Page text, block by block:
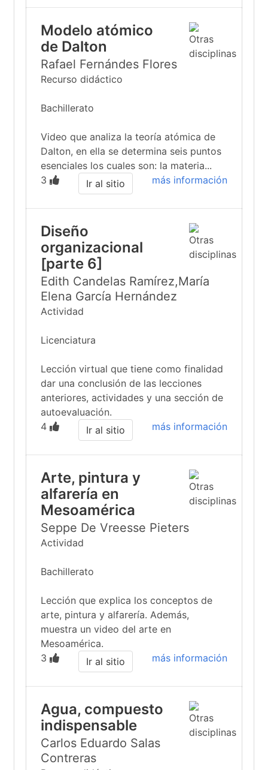
Modelo atómico
de Dalton
Rafael Fernándes Flores
Recurso didáctico
Bachillerato
Video que analiza la teoría atómica de
Dalton, en ella se determina seis puntos
esenciales los cuales son: la materia...
3
más información
Ir al sitio
Diseño
organizacional
[parte 6]
Edith Candelas Ramírez,María
Elena García Hernández
Actividad
Licenciatura
Lección virtual que tiene como finalidad
dar una conclusión de las lecciones
anteriores, actividades y una sección de
autoevaluación.
4
más información
Ir al sitio
Arte, pintura y
alfarería en
Mesoamérica
Seppe De Vreesse Pieters
Actividad
Bachillerato
Lección que explica los conceptos de
arte, pintura y alfarería. Además,
muestra un video del arte en
Mesoamérica.
3
más información
Ir al sitio
Agua, compuesto
indispensable
Carlos Eduardo Salas
Contreras